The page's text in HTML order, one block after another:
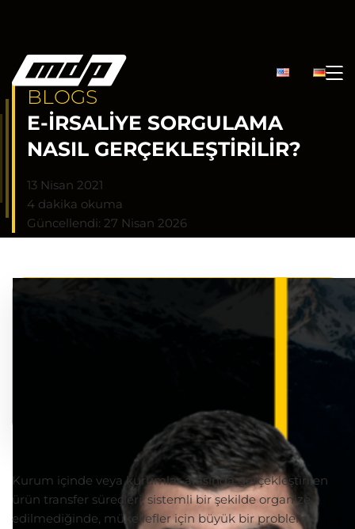
BLOGS
E-İRSALIYE SORGULAMA
NASIL GERÇEKLEŞTIRILIR?
13 Nisan 2021
4 dakika okuma
Güncellendi: 27 Nisan 2026
Kurum içinde veya kurumlar arasında gerçekleştirilen
ürün transfer süreçleri, sistemli bir şekilde organize
edilmediğinde, mükellefler için büyük bir problem